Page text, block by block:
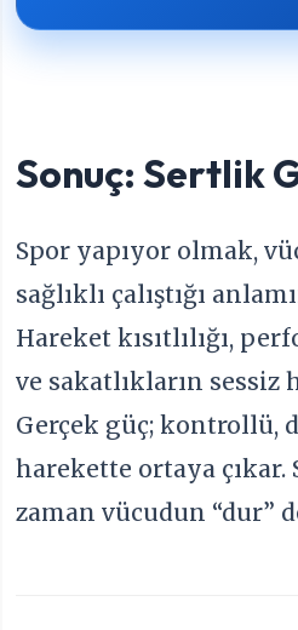
Sonuç: Sertlik
Spor yapıyor olmak,
sağlıklı çalıştığı
Hareket kısıtlılığı,
ve sakatlıkların sessiz
Gerçek güç; kontrollü,
harekette ortaya çıkar.
zaman vücudun “dur”